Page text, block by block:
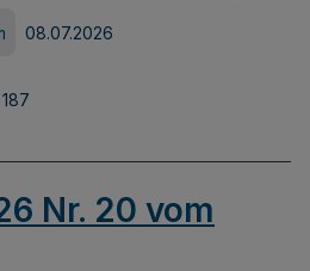
08.07.2026
187
Nr. 20 vom